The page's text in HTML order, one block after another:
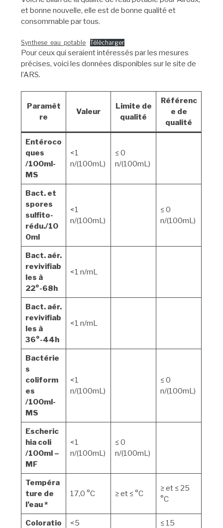
et bonne nouvelle, elle est de bonne qualité et
consommable par tous.
Synthese_eau_potable Télécharger
Pour ceux qui seraient intéressés par les mesures
précises, voici les données disponibles sur le site de
l’ARS.
Paramèt
re
Valeur
Limite de
qualité
Référenc
e de
qualité
Entéroco
ques
/100ml-
MS
<1
n/(100mL)
≤ 0
n/(100mL)
Bact. et
spores
sulfito-
rédu./10
0ml
<1
n/(100mL)
≤ 0
n/(100mL)
Bact. aér.
revivifiab
les à
22°-68h
<1 n/mL
Bact. aér.
revivifiab
les à
36°-44h
<1 n/mL
Bactérie
s
coliform
es
/100ml-
MS
<1
n/(100mL)
≤ 0
n/(100mL)
Escheric
hia coli
/100ml –
MF
<1
n/(100mL)
≤ 0
n/(100mL)
Tempéra
ture de
l’eau *
17,0 °C ≥ et ≤ °C
≥ et ≤ 25
°C
Coloratio
<5
≤ 15